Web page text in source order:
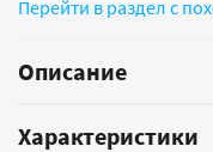
Перейти в раздел с
Описание
Характеристики